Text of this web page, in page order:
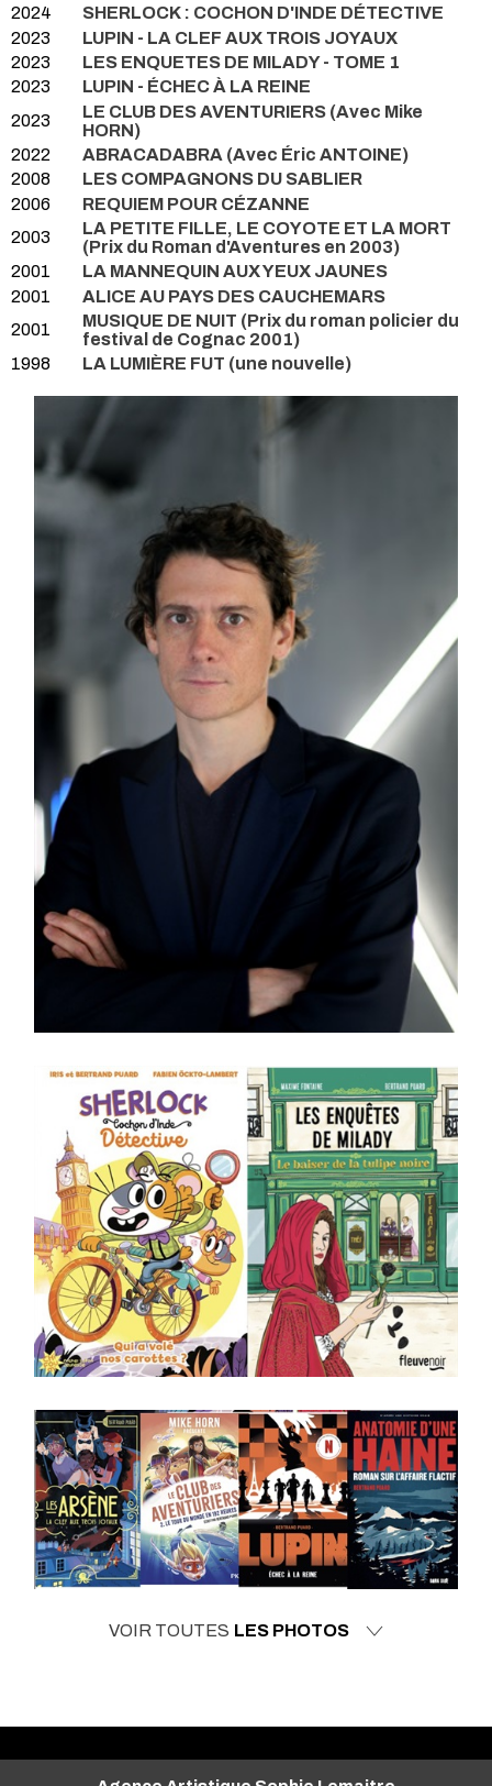
VOIR TOUTES LES PHOTOS
2024
SHERLOCK : COCHON D'INDE DÉTECTIVE
2023
LUPIN - LA CLEF AUX TROIS JOYAUX
2023
LES ENQUETES DE MILADY - TOME 1
2023
LUPIN - ÉCHEC À LA REINE
2023
LE CLUB DES AVENTURIERS (Avec Mike
HORN)
2022
ABRACADABRA (Avec Éric ANTOINE)
2008
LES COMPAGNONS DU SABLIER
2006
REQUIEM POUR CÉZANNE
2003
LA PETITE FILLE, LE COYOTE ET LA MORT
(Prix du Roman d'Aventures en 2003)
2001
LA MANNEQUIN AUX YEUX JAUNES
2001
ALICE AU PAYS DES CAUCHEMARS
2001
MUSIQUE DE NUIT (Prix du roman policier du
festival de Cognac 2001)
1998
LA LUMIÈRE FUT (une nouvelle)